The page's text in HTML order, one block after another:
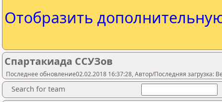
Отобразить
Спартакиада ССУЗов
Последнее обновление02.02.2018 16:37:28, Автор/Последняя загрузка:
Search for team